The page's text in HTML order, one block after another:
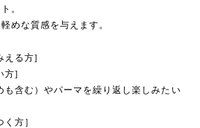
。
めな質感を与えます。
える方]
方]
も含む）やパーマを繰り返し楽しみたい
方］